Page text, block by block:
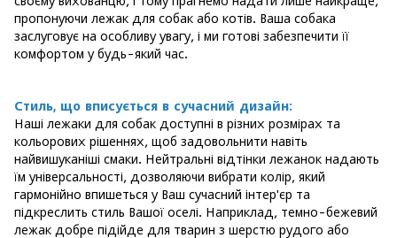
пропонуючи лежак для собак або котів. Ваша собака
заслуговує на особливу увагу, і ми готові забезпечити її
комфортом у будь-який час.
Стиль, що вписується в сучасний дизайн:
Наші лежаки для собак доступні в різних розмірах та
кольорових рішеннях, щоб задовольнити навіть
найвишуканіші смаки. Нейтральні відтінки лежанок надають
їм універсальності, дозволяючи вибрати колір, який
гармонійно впишеться у Ваш сучасний інтер'єр та
підкреслить стиль Вашої оселі. Наприклад, темно-бежевий
лежак добре підійде для тварин з шерстю рудого або